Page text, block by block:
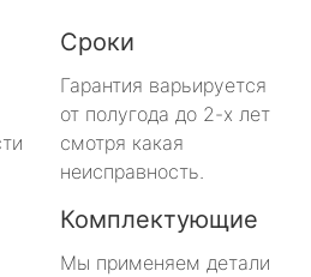
Сроки
Гарантия варьируется
от полугода до 2-х лет
смотря какая
неисправность.
Комплектующие
Мы применяем детали